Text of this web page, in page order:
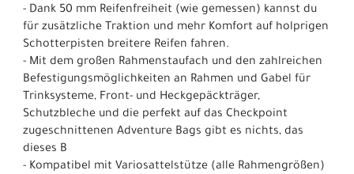
- Dank 50 mm Reifenfreiheit (wie gemessen) kannst du
für zusätzliche Traktion und mehr Komfort auf holprigen
Schotterpisten breitere Reifen fahren.
- Mit dem großen Rahmenstaufach und den zahlreichen
Befestigungsmöglichkeiten an Rahmen und Gabel für
Trinksysteme, Front- und Heckgepäckträger,
Schutzbleche und die perfekt auf das Checkpoint
zugeschnittenen Adventure Bags gibt es nichts, das
dieses B
- Kompatibel mit Variosattelstütze (alle Rahmengrößen)